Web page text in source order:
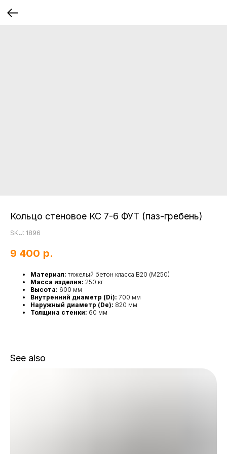
Кольцо стеновое КС 7-6 ФУТ (паз-гребень)
SKU: 1896
9 400 р.
Материал: тяжелый бетон класса В20 (М250)
Масса изделия: 250 кг
Высота: 600 мм
Внутренний диаметр (Di): 700 мм
Наружный диаметр (De): 820 мм
Толщина стенки: 60 мм
See also